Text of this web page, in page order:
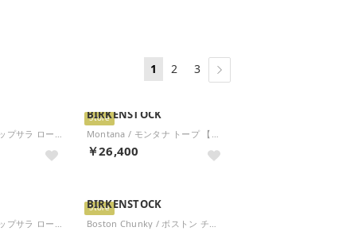
1 2 3
Uppsala Low / アップサラ ロー トープ 【レギュラー幅】 UNISEX （トープ）
Store
BIRKENSTOCK
Montana / モンタナ トープ 【レギュラー幅】 UNISEX （トープ）
￥26,400
Uppsala Low / アップサラ ロー ブラック 【ナロー幅】 UNISEX （ブラック）
Store
BIRKENSTOCK
Boston Chunky / ボストン チャンキー ブラック 【ナロー幅】 WOMEN （ブラック）